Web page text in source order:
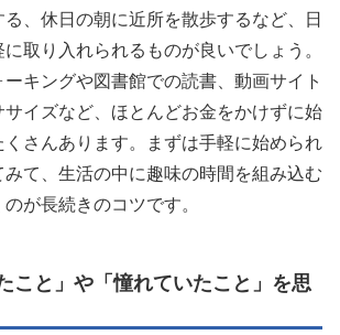
、休日の朝に近所を散歩するなど、日
取り入れられるものが良いでしょう。
キングや図書館での読書、動画サイト
サイズなど、ほとんどお金をかけずに始
さんあります。まずは手軽に始められ
みて、生活の中に趣味の時間を組み込む
が長続きのコツです。
こと」や「憧れていたこと」を思